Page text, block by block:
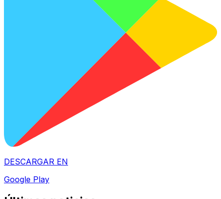
DESCARGAR EN
Google Play